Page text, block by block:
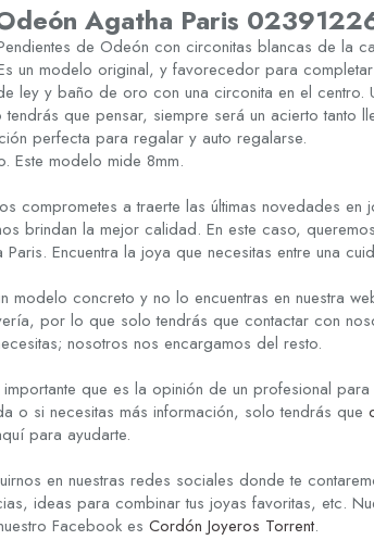
Agatha Paris
de Odeón con circonitas blancas de la
un modelo original, y favorecedor para
ley y baño de oro con una circonita en el centro.
que pensar, siempre será un acierto tanto
perfecta para regalar y auto regalarse.
Este modelo mide 8mm.
comprometes a traerte las últimas novedades
brindan la mejor calidad. En este caso,
Encuentra la joya que necesitas entre una
modelo concreto y no lo encuentras en nuestra
por lo que solo tendrás que contactar con
nosotros nos encargamos del resto.
que es la opinión de un profesional
o si necesitas más información, solo tendrás que
para ayudarte.
en nuestras redes sociales donde te
ideas para combinar tus joyas favoritas, etc.
Facebook es Cordón Joyeros Torrent.